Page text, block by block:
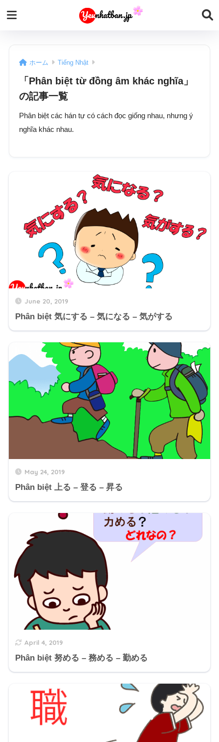
ホーム Tiếng Nhật
「Phân biệt từ đồng âm khác nghĩa」
の記事一覧
Phân biệt các hán tự có cách đọc giống nhau, nhưng ý
nghĩa khác nhau.
June 20, 2019
Phân biệt 気にする – 気になる – 気がする
May 24, 2019
Phân biệt 上る – 登る – 昇る
April 4, 2019
Phân biệt 努める – 務める – 勤める